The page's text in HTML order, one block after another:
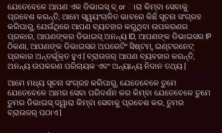
ଯେତେବେଳେ ଆପଣ ଏକ ଡିଭାଇସ୍ ଦ୍ or ାରା କିମ୍ବା ସେବାକୁ
ପ୍ରବେଶ କରନ୍ତି, ଆମେ ସ୍ୱୟଂଚାଳିତ ଭାବରେ କିଛି ସୂଚନା ସଂଗ୍ରହ
କରିପାରୁ, ଯେଉଁଥିରେ ଆପଣ ବ୍ୟବହାର କରୁଥିବା ଉପକରଣର
ପ୍ରକାର, ଆପଣଙ୍କର ଡିଭାଇସ୍ ଅନନ୍ୟ ID, ଆପଣଙ୍କ ଡିଭାଇସର IP
ଠିକଣା, ଆପଣଙ୍କ ଡିଭାଇସର ଅପରେଟିଂ ସିଷ୍ଟମ୍, ଇଣ୍ଟରନେଟ୍
ପ୍ରକାର ଅନ୍ତର୍ଭୂକ୍ତ ହୁଏ | ବ୍ରାଉଜର୍ ଆପଣ ବ୍ୟବହାର କରନ୍ତି,
ଅନନ୍ୟ ଉପକରଣ ପରିଚାୟକ ଏବଂ ଅନ୍ୟାନ୍ୟ ନିଦାନ ତଥ୍ୟ |
ଆମେ ମଧ୍ୟ ସୂଚନା ସଂଗ୍ରହ କରିପାରୁ, ଯେତେବେଳେ ତୁମେ
ଯେତେବେଳେ ଆମର ସେବା ପରିଦର୍ଶନ କର କିମ୍ବା ଯେତେବେଳେ ତୁମେ
ତୁମର ଡିଭାଇସ୍ ଦ୍ୱାରା କିମ୍ବା ସେବାକୁ ପ୍ରବେଶ କର, ତୁମର
ବ୍ରାଉଜର୍ ପଠାଏ |